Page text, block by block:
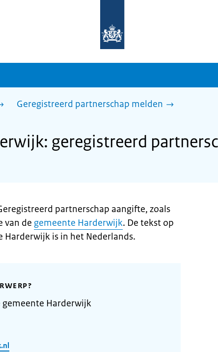
homepage
sdg.rijksoverheid.nl
Geregistreerd partnerschap melden
geregistreerd
partnerschap aangifte, zoals
van de gemeente Harderwijk. De tekst op
Harderwijk is in het Nederlands.
Harderwijk